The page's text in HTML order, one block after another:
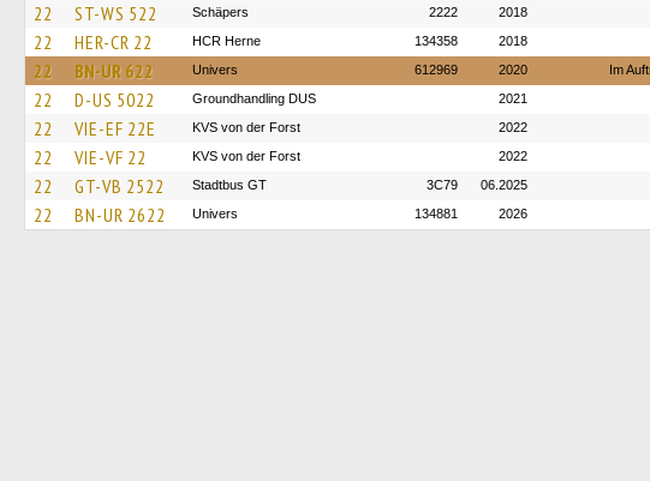
22 ST-WS 522 Schäpers 2222 2018
22 HER-CR 22 HCR Herne 134358 2018
22 BN-UR 622 Univers 612969 2020 Im
22 D-US 5022 Groundhandling DUS 2021
22 VIE-EF 22E KVS von der Forst 2022
22 VIE-VF 22 KVS von der Forst 2022
22 GT-VB 2522 Stadtbus GT 3C79 06.2025
22 BN-UR 2622 Univers 134881 2026